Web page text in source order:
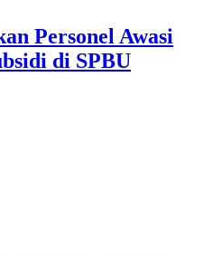
Personel Awasi
di SPBU